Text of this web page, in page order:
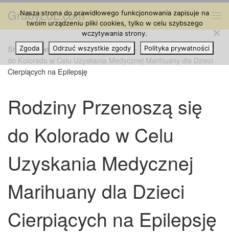
Przejdź do treści
GrubyLoL.com
Strona główna » Cannabis na Świecie »
Rodziny Przenoszą się
do Kolorado w Celu Uzyskania Medycznej Marihuany dla Dzieci
Cierpiących na Epilepsję
Rodziny Przenoszą się
do Kolorado w Celu
Uzyskania Medycznej
Marihuany dla Dzieci
Cierpiących na Epilepsję
Nasza strona do prawidłowego funkcjonowania zapisuje na
twoim urządzeniu pliki cookies, tylko w celu szybszego
wczytywania strony.
Zgoda
Odrzuć wszystkie zgody Polityka prywatności